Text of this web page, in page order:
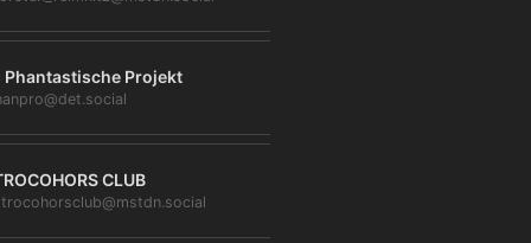
Phantastische Projekt
CLUB